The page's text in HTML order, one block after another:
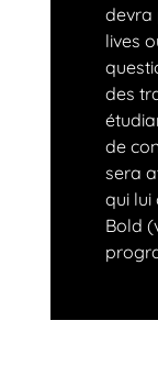
devra
lives
des
de
sera
qui lui
Bold